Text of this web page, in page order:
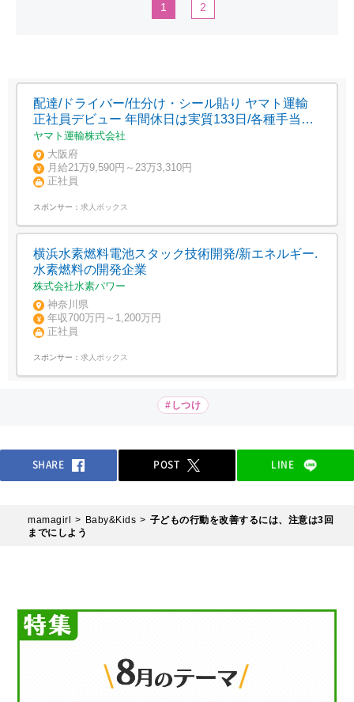
1 2
配達/ドライバー/仕分け・シール貼り ヤマト運輸
正社員デビュー 年間休日は実質133日/各種手当充
実
ヤマト運輸株式会社
大阪府
月給21万9,590円～23万3,310円
正社員
スポンサー： 求人ボックス
横浜水素燃料電池スタック技術開発/新エネルギー.
水素燃料の開発企業
株式会社水素パワー
神奈川県
年収700万円～1,200万円
正社員
スポンサー： 求人ボックス
#しつけ
SHARE POST LINE
mamagirl Baby&Kids
子どもの行動を改善するには、注意は3回
までにしよう